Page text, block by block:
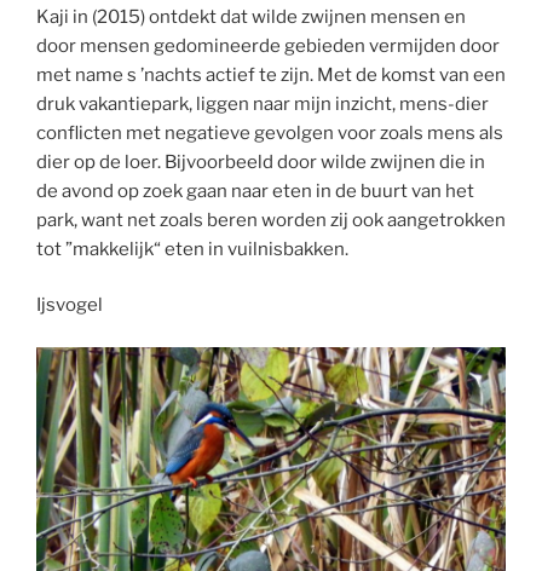
Kaji in (2015) ontdekt dat wilde zwijnen mensen en
door mensen gedomineerde gebieden vermijden door
met name s ’nachts actief te zijn. Met de komst van een
druk vakantiepark, liggen naar mijn inzicht, mens-dier
conflicten met negatieve gevolgen voor zoals mens als
dier op de loer. Bijvoorbeeld door wilde zwijnen die in
de avond op zoek gaan naar eten in de buurt van het
park, want net zoals beren worden zij ook aangetrokken
tot ”makkelijk“ eten in vuilnisbakken.
Ijsvogel